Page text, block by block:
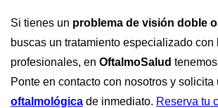
Si tienes un problema de visión doble
buscas un tratamiento especializado con
profesionales, en OftalmoSalud
Ponte en contacto con nosotros y solicita
oftalmológica de inmediato. Reserva tu